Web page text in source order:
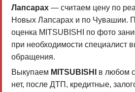
Лапсарах— считаем цену по
Новых Лапсарах и по Чувашии.
оценка MITSUBISHI по фото
при необходимости специалист
обращения.
Выкупаем MITSUBISHI
в любом
нет, после ДТП, кредитные,